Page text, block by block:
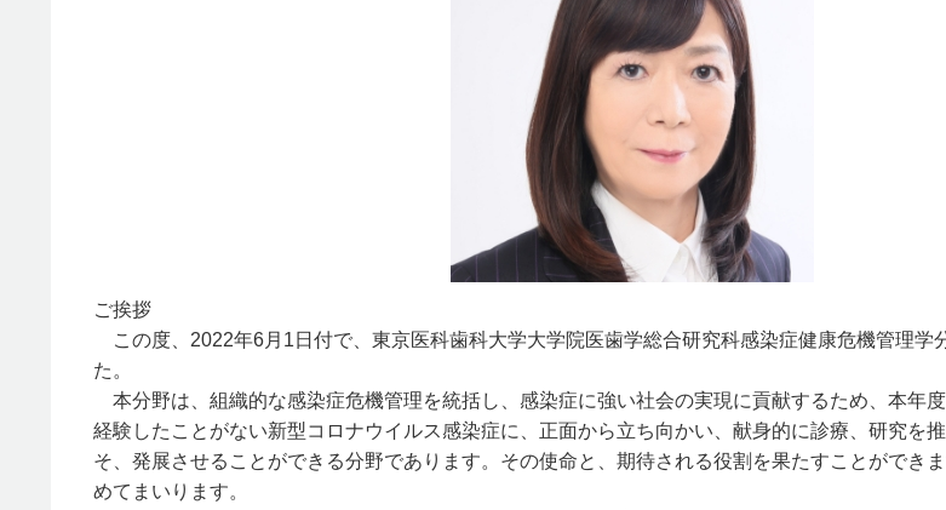
ご挨拶
この度、2022年6月1日付で、東京医科歯科大学大学院医歯学総合研究科感染症健康危機管理学
た。
本分野は、組織的な感染症危機管理を統括し、感染症に強い社会の実現に貢献するため、本年
経験したことがない新型コロナウイルス感染症に、正面から立ち向かい、献身的に診療、研究を
そ、発展させることができる分野であります。その使命と、期待される役割を果たすことができ
めてまいります。